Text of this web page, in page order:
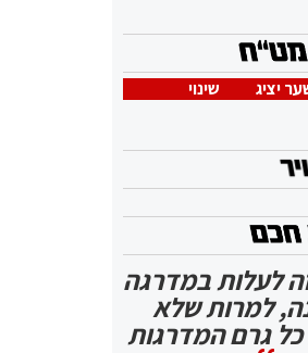
יציג
שינוי
לעלות במדרגה
למרות שלא
גרם המדרגות